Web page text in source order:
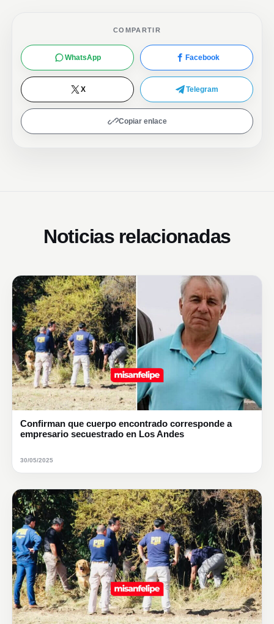
COMPARTIR
WhatsApp Facebook
X Telegram
Copiar enlace
Noticias relacionadas
Confirman que cuerpo encontrado corresponde a
empresario secuestrado en Los Andes
30/05/2025